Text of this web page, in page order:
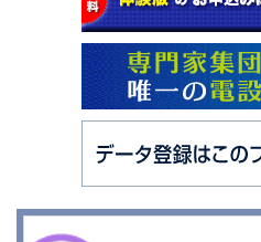
放送設備 (11)
テレビ受信・共聴設備 (6)
インターホン・ナースコール設備 (7)